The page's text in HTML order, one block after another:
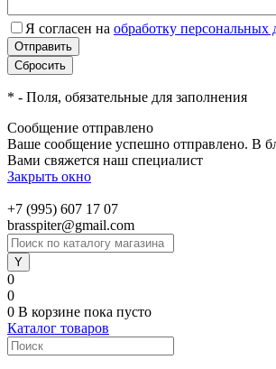
Я согласен на обработку персональных
* - Поля, обязательные для заполнения
Сообщение отправлено
Ваше сообщение успешно отправлено. В
Вами свяжется наш специалист
Закрыть окно
+7 (995) 607 17 07
brasspiter@gmail.com
0
0
0 В корзине пока пусто
Каталог товаров